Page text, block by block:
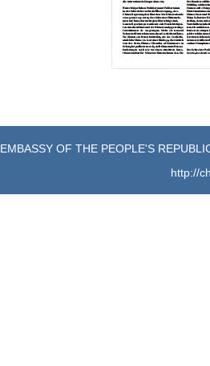
EMBASSY OF THE PEOPLE'S
http://